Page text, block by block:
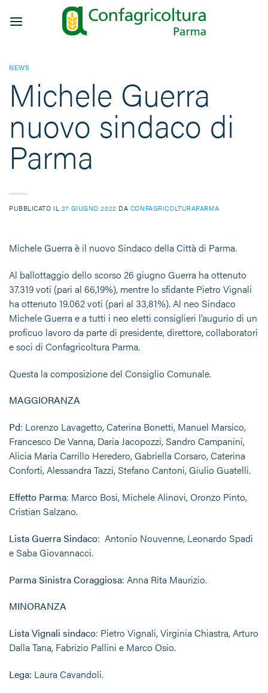
NEWS
Michele Guerra
nuovo sindaco di
Parma
PUBBLICATO IL 27 GIUGNO 2022 DA CONFAGRICOLTURAPARMA
Michele Guerra è il nuovo Sindaco della Città di Parma.
Al ballottaggio dello scorso 26 giugno Guerra ha ottenuto
37.319 voti (pari al 66,19%), mentre lo sfidante Pietro Vignali
ha ottenuto 19.062 voti (pari al 33,81%). Al neo Sindaco
Michele Guerra e a tutti i neo eletti consiglieri l’augurio di un
proficuo lavoro da parte di presidente, direttore, collaboratori
e soci di Confagricoltura Parma.
Questa la composizione del Consiglio Comunale.
MAGGIORANZA
Pd: Lorenzo Lavagetto, Caterina Bonetti, Manuel Marsico,
Francesco De Vanna, Daria Jacopozzi, Sandro Campanini,
Alicia Maria Carrillo Heredero, Gabriella Corsaro, Caterina
Conforti, Alessandra Tazzi, Stefano Cantoni, Giulio Guatelli.
Effetto Parma: Marco Bosi, Michele Alinovi, Oronzo Pinto,
Cristian Salzano.
Lista Guerra Sindaco: Antonio Nouvenne, Leonardo Spadi
e Saba Giovannacci.
Parma Sinistra Coraggiosa: Anna Rita Maurizio.
MINORANZA
Lista Vignali sindaco: Pietro Vignali, Virginia Chiastra, Arturo
Dalla Tana, Fabrizio Pallini e Marco Osio.
Lega: Laura Cavandoli.